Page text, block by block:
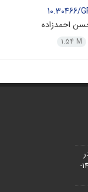
10.30466/
احمدزاده
1.54 M
1403-